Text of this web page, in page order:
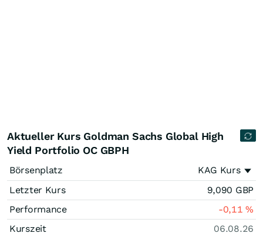
Aktueller Kurs Goldman Sachs Global High
Yield Portfolio OC GBPH
Börsenplatz
KAG Kurs
Letzter Kurs
9,090 GBP
Performance
-0,11%
Kurszeit
06.08.26